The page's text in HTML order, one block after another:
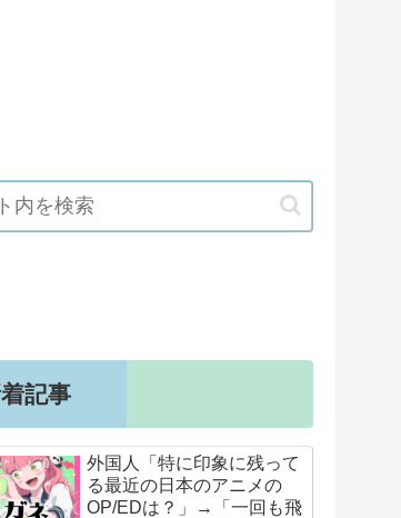
記事
外国人「特に印象に残って
る最近の日本のアニメの
OP/EDは？」→「一回も飛